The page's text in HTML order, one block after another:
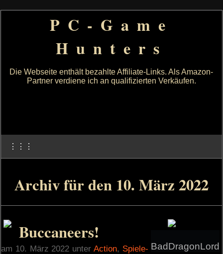
PC-Game
Hunters
Die Webseite enthält bezahlte Affiliate-Links. Als Amazon-
Partner verdiene ich an qualifizierten Verkäufen.
⋮⋮⋮
Archiv für den 10. März 2022
BadDragonLord
Buccaneers!
am 10. März 2022 unter Action, Spiele-